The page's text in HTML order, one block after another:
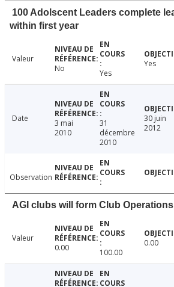
100 Adolscent Leaders complete
within first year
Valeur
No
Yes
Yes
Date
3 mai
2010
31
décembre
2010
30 juin
2012
Observation
AGI clubs will form Club
Valeur
0.00
100.00
0.00